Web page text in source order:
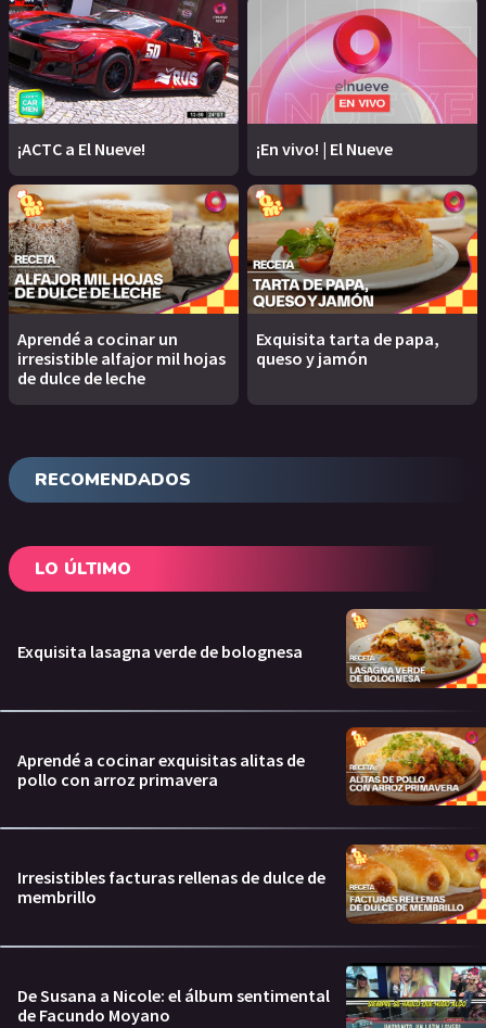
¡ACTC a El Nueve! ¡En vivo! | El Nueve
Aprendé a cocinar un
irresistible alfajor mil hojas
de dulce de leche
Exquisita tarta de papa,
queso y jamón
RECOMENDADOS
LO ÚLTIMO
Exquisita lasagna verde de bolognesa
Aprendé a cocinar exquisitas alitas de
pollo con arroz primavera
Irresistibles facturas rellenas de dulce de
membrillo
De Susana a Nicole: el álbum sentimental
de Facundo Moyano